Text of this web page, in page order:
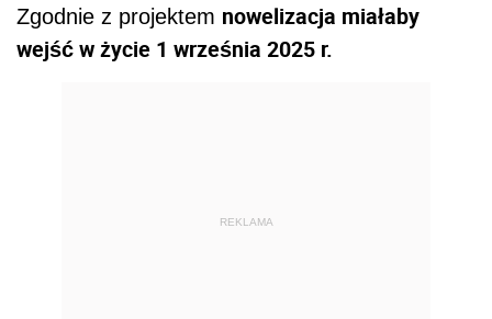
Zgodnie z projektem nowelizacja miałaby
wejść w życie 1 września 2025 r.
REKLAMA